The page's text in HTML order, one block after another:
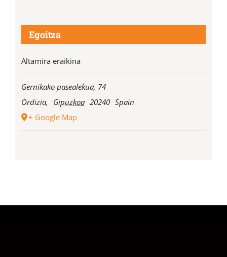
Egoitza
Altamira eraikina
Gernikako pasealekua, 74
Ordizia, Gipuzkoa 20240 Spain
+ Google Map